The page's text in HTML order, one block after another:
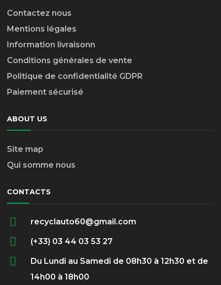
Contactez nous
Mentions légales
Information livraisonn
Conditions générales de vente
Politique de confidentialité GDPR
Paiement sécurisé
ABOUT US
Site map
Qui somme nous
CONTACTS
recyclauto60@gmail.com
(+33) 03 44 03 53 27
Du Lundi au Samedi de 08h30 à 12h30 et de
14h00 à 18h00